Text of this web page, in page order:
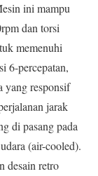
ini mampu
dan torsi
memenuhi
6-percepatan,
yang responsif
jarak
di pasang pada
(air-cooled).
desain retro